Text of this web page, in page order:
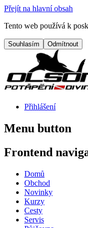
Přejít na hlavní obsah
Tento web používá k
Přihlášení
Menu button
Frontend
Domů
Obchod
Novinky
Kurzy
Cesty
Servis